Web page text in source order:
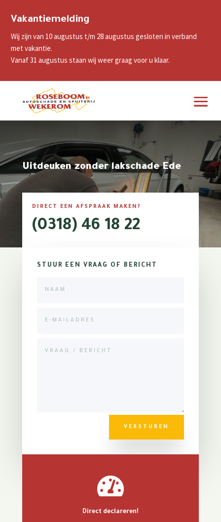
Vakantiemelding
Wij zijn van 10 augustus t/m 28 augustus gesloten in verband
met vakantie.
Vanaf 31 augustus staan wij weer graag voor u klaar.
Uitdeuken zonder lakschade Ede
DIRECT EEN AFSPRAAK MAKEN?
(0318) 46 18 22
STUUR EEN VRAAG OF BERICHT
VERSTUREN

Direct declareren!